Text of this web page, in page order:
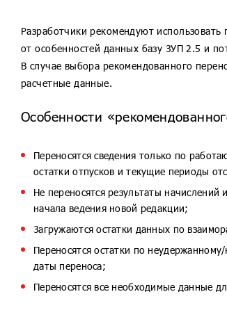
Разработчики рекомендуют
от особенностей данных базу ЗУП 2.5 и
В случае выбора рекомендованного
расчетные данные.
Особенности
Переносятся сведения только по
остатки отпусков и текущие периоды
Не переносятся результаты
начала ведения новой редакции;
Загружаются остатки данных по
Переносятся остатки по
даты переноса;
Переносятся все необходимые данные